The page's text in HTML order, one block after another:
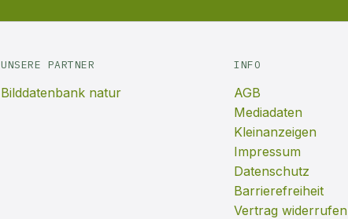
UNSERE PARTNER
Bilddatenbank natur
INFO
AGB
Mediadaten
Kleinanzeigen
Impressum
Datenschutz
Barrierefreiheit
Vertrag widerrufen